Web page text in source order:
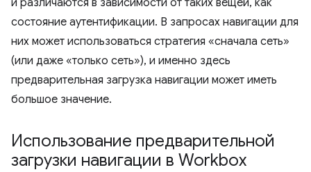
и различаются в зависимости от таких вещей, как
состояние аутентификации. В запросах навигации для
них может использоваться стратегия «сначала сеть»
(или даже «только сеть»), и именно здесь
предварительная загрузка навигации может иметь
большое значение.
Использование предварительной
загрузки навигации в Workbox